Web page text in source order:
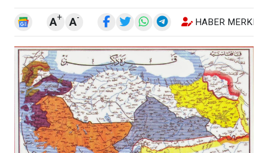
A+ A- HABER MERKEZI